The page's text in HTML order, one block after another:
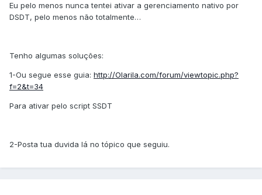
Eu pelo menos nunca tentei ativar a gerenciamento nativo por
DSDT, pelo menos não totalmente…
Tenho algumas soluções:
1-Ou segue esse guia: http://Olarila.com/forum/viewtopic.php?
f=2&t=34
Para ativar pelo script SSDT
2-Posta tua duvida lá no tópico que seguiu.